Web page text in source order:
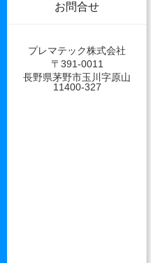
お問合せ
プレマテック株式会社
〒391-0011
長野県茅野市玉川字原山
11400-327